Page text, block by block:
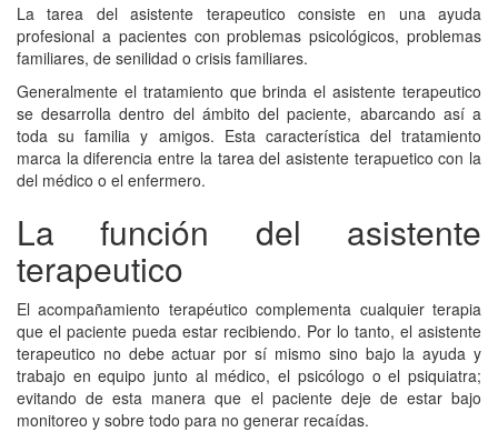
La tarea del asistente terapeutico consiste en una ayuda
profesional a pacientes con problemas psicológicos, problemas
familiares, de senilidad o crisis familiares.
Generalmente el tratamiento que brinda el asistente terapeutico
se desarrolla dentro del ámbito del paciente, abarcando así a
toda su familia y amigos. Esta característica del tratamiento
marca la diferencia entre la tarea del asistente terapuetico con la
del médico o el enfermero.
La función del asistente
terapeutico
El acompañamiento terapéutico complementa cualquier terapia
que el paciente pueda estar recibiendo. Por lo tanto, el asistente
terapeutico no debe actuar por sí mismo sino bajo la ayuda y
trabajo en equipo junto al médico, el psicólogo o el psiquiatra;
evitando de esta manera que el paciente deje de estar bajo
monitoreo y sobre todo para no generar recaídas.